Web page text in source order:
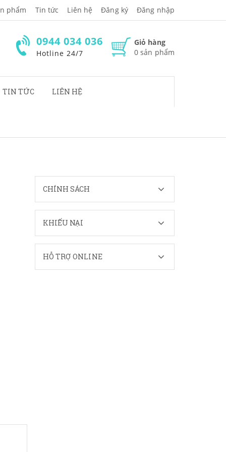
phẩm Tin tức Liên hệ Đăng ký Đăng nhập
Giỏ hàng
0 sản phẩm
0944 034 036
Hotline 24/7
TIN TỨC LIÊN HỆ
CHÍNH SÁCH
KHIẾU NẠI
HỖ TRỢ ONLINE